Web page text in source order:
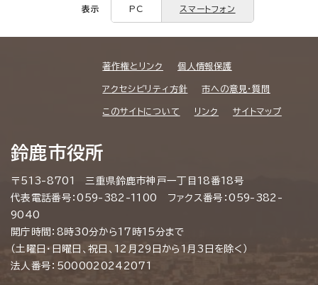
表示 PC スマートフォン
著作権とリンク 個人情報保護
アクセシビリティ方針 市への意見・質問
このサイトについて リンク サイトマップ
鈴鹿市役所
〒513-8701 三重県鈴鹿市神戸一丁目18番18号
代表電話番号：059-382-1100 ファクス番号：059-382-
9040
開庁時間：8時30分から17時15分まで
（土曜日・日曜日、祝日、12月29日から1月3日を除く）
法人番号：5000020242071